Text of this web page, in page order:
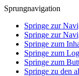
Sprungnavigation
Springe zur
Springe zur
Springe zum
Springe zum
Springe zum
Springe zu den